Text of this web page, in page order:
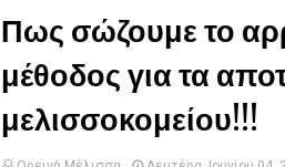
Πως σώζουμε το
μέθοδος για τα
μελισσοκομείου!!!